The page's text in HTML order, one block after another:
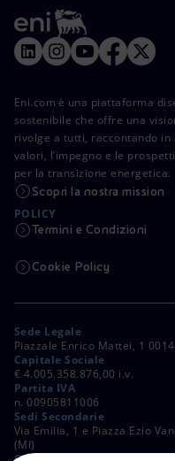
Eni.com è una piattaforma
sostenibile che offre una
rivolge a tutti, raccontando
valori, l’impegno e le
per la transizione energetica.
Scopri la nostra mission
POLICY
Termini e Condizioni
Cookie Policy
Sede Legale
Piazzale Enrico Mattei, 1
Capitale Sociale
€ 4.005.358.876,00 i.v.
Partita IVA
n. 00905811006
Sedi Secondarie
Via Emilia, 1 e Piazza Ezio
(MI)